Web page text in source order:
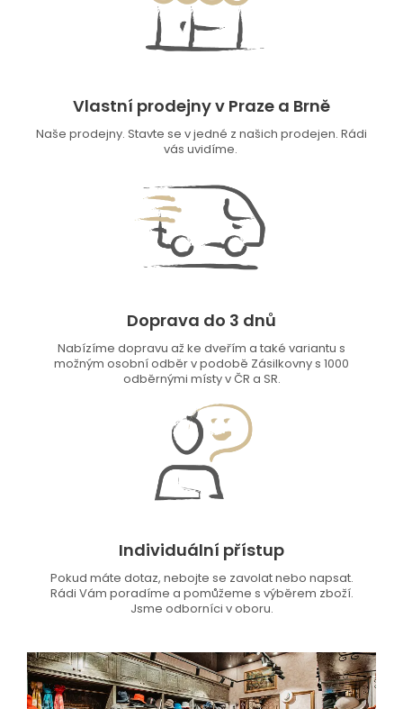
Vlastní prodejny v Praze a Brně
Naše prodejny. Stavte se v jedné z našich prodejen. Rádi
vás uvidíme.
Doprava do 3 dnů
Nabízíme dopravu až ke dveřím a také variantu s
možným osobní odběr v podobě Zásilkovny s 1000
odběrnými místy v ČR a SR.
Individuální přístup
Pokud máte dotaz, nebojte se zavolat nebo napsat.
Rádi Vám poradíme a pomůžeme s výběrem zboží.
Jsme odborníci v oboru.